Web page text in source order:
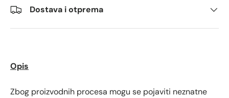
Dostava i otprema
Opis
Zbog proizvodnih procesa mogu se pojaviti neznatne